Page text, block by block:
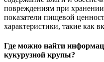
повреждениям при
показатели пищевой
характеристики, такие как
Где можно найти
кукурузной крупы?